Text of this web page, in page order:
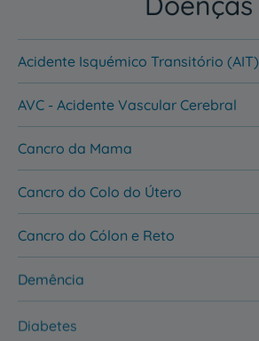
Acidente Isquémico Transitório (AIT)
AVC - Acidente Vascular Cerebral
Cancro da Mama
Cancro do Colo do Útero
Cancro do Cólon e Reto
Demência
Diabetes